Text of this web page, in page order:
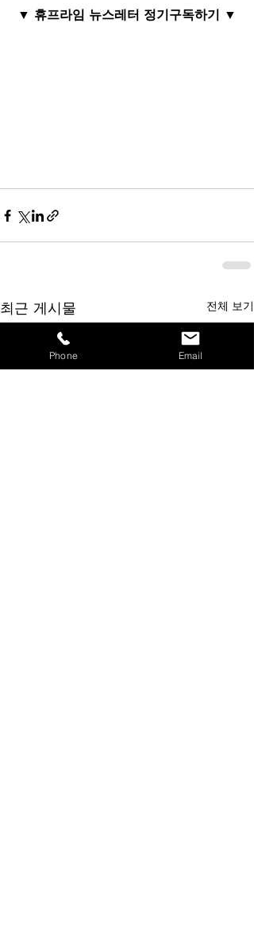
▼ 휴프라임 뉴스레터 정기구독하기 ▼
최근 게시물 전체 보기
Phone Email